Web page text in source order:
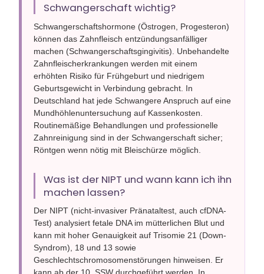
Schwangerschaft wichtig?
Schwangerschaftshormone (Östrogen, Progesteron)
können das Zahnfleisch entzündungsanfälliger
machen (Schwangerschaftsgingivitis). Unbehandelte
Zahnfleischerkrankungen werden mit einem
erhöhten Risiko für Frühgeburt und niedrigem
Geburtsgewicht in Verbindung gebracht. In
Deutschland hat jede Schwangere Anspruch auf eine
Mundhöhlenuntersuchung auf Kassenkosten.
Routinemäßige Behandlungen und professionelle
Zahnreinigung sind in der Schwangerschaft sicher;
Röntgen wenn nötig mit Bleischürze möglich.
Was ist der NIPT und wann kann ich ihn
machen lassen?
Der NIPT (nicht-invasiver Pränataltest, auch cfDNA-
Test) analysiert fetale DNA im mütterlichen Blut und
kann mit hoher Genauigkeit auf Trisomie 21 (Down-
Syndrom), 18 und 13 sowie
Geschlechtschromosomenstörungen hinweisen. Er